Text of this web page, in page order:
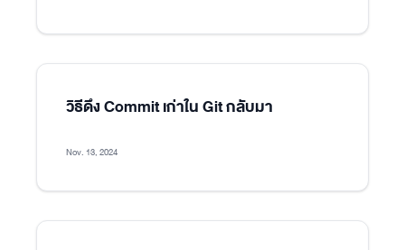
วิธีดึง Commit เก่าใน Git กลับมา
Nov. 13, 2024